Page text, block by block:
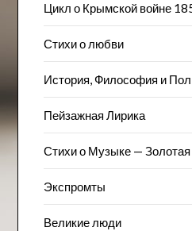
Цикл о Крымской войне
Стихи о любви
История, Философия и
Пейзажна​я Лирика
Стихи о Музыке — Золотая
Экспромты
Великие люди